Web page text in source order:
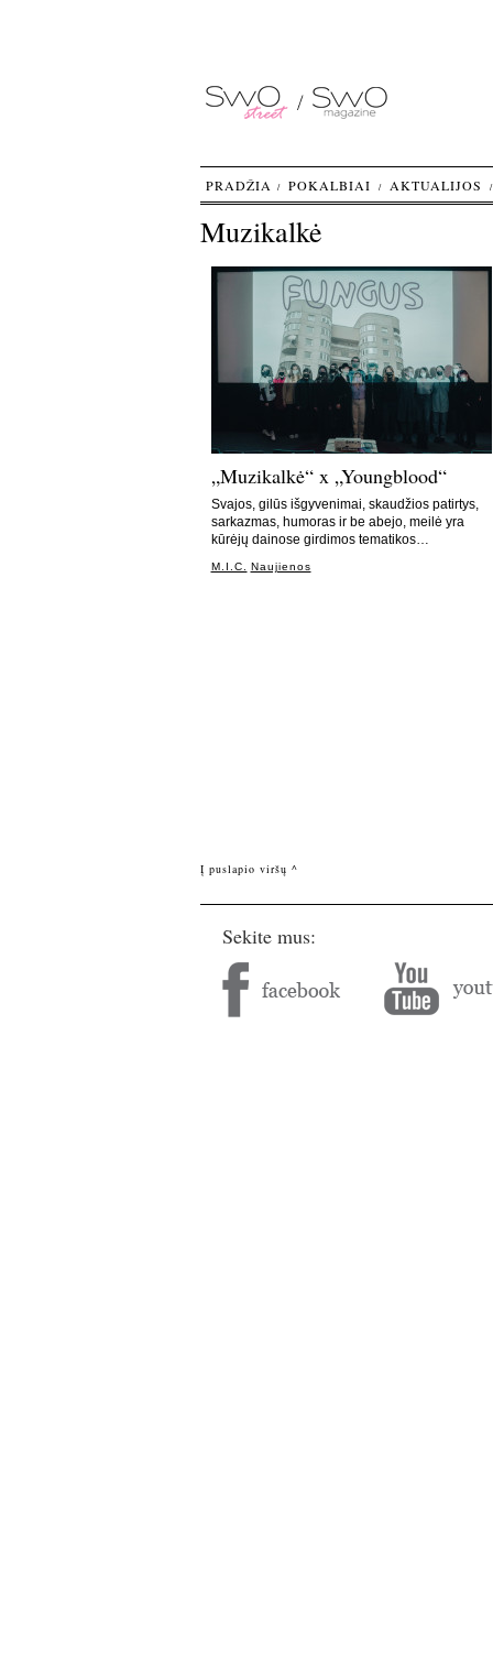
Muzikalkė
„Muzikalkė“ x „Youngblood“
Svajos, gilūs išgyvenimai, skaudžios patirtys,
sarkazmas, humoras ir be abejo, meilė yra
kūrėjų dainose girdimos tematikos…
M.I.C. Naujienos
PRADŽIA POKALBIAI AKTUALIJOS
Į puslapio viršų ^
Sekite mus: